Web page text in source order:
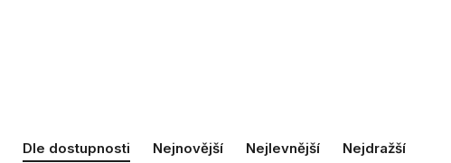
Dle dostupnosti Nejnovější Nejlevnější Nejdražší